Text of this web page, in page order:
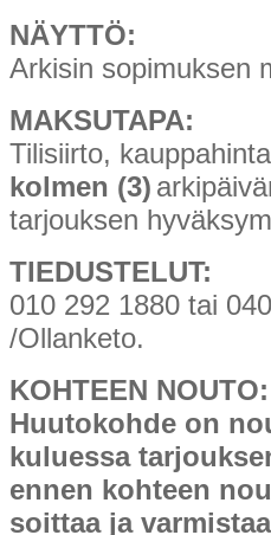
NÄYTTÖ:
Arkisin sopimuksen
MAKSUTAPA:
Tilisiirto,
kolmen (3)
tarjouksen
TIEDUSTELUT:
010 292 1880 tai
/Ollanketo.
KOHTEEN NOUTO:
Huutokohde on
kuluessa
ennen kohteen
soittaa ja